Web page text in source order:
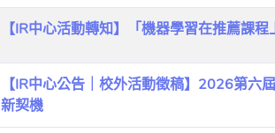
【IR中心活動轉知】「機器學習在推薦課
【IR中心公告｜校外活動徵稿】2026第
新契機